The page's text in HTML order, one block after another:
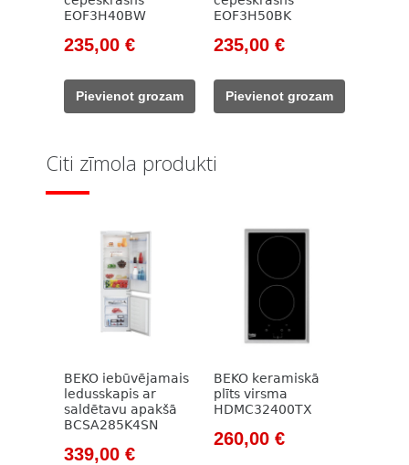
EOF3H40BW
Original
was:
365,00 €.
235,00 €Current
235,00 €.
Pievienot grozam
EOF3H50BK
Original
was:
366,00 €.
235,00 €Current
235,00 €.
Pievienot grozam
Citi zīmola produkti
BEKO iebūvējamais
ledusskapis ar
saldētavu apakšā
BCSA285K4SN
Original
339,00 €Current
BEKO keramiskā
plīts virsma
HDMC32400TX
Original
260,00 €Current